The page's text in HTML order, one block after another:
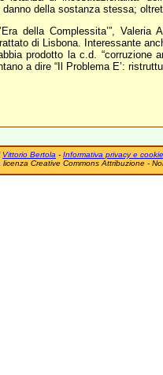
danno della sostanza stessa;
della Complessita’”,
di Lisbona. Interessante
prodotto la c.d.
a dire “Il Problema E’:
Vittorio Bertola - Informativa privacy e cookie
Creative Commons Attribuzione -